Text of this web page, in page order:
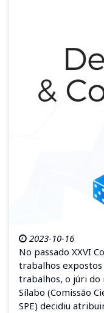
2023-10-16
No passado XXVI
trabalhos
trabalhos, o júri
Sílabo (Comissão
SPE) decidiu